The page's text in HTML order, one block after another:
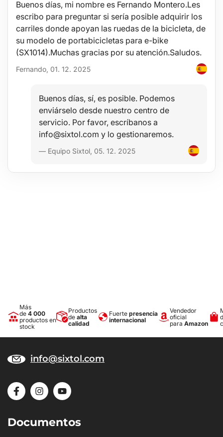
Parámetros técnicos:
Material: acero al carbono
Dimensiones: 20,5 x 13 x 4 cm
Peso: 0,52 kg
Buenos días, mi nombre es Fernando Montero.Les
escribo para preguntar si sería posible adquirir los
carriles donde apoyan las ruedas de la bicicleta, de
su modelo de portabicicletas para e-bike
(SX1014).Muchas gracias por su atención.Saludos.
Fernando, 01. 12. 2025
Buenos días, sí, es posible. Podemos
enviárselo desde nuestro centro de
servicio. Por favor, escríbanos a
info@sixtol.com y lo gestionaremos.
— Equipo Sixtol, 05. 12. 2025
Más
de 4 000
productos en
stock
Productos
de alta
calidad
Fuerte presencia
internacional
Vendedor
oficial
para Amazon
info@sixtol.com
Documentos